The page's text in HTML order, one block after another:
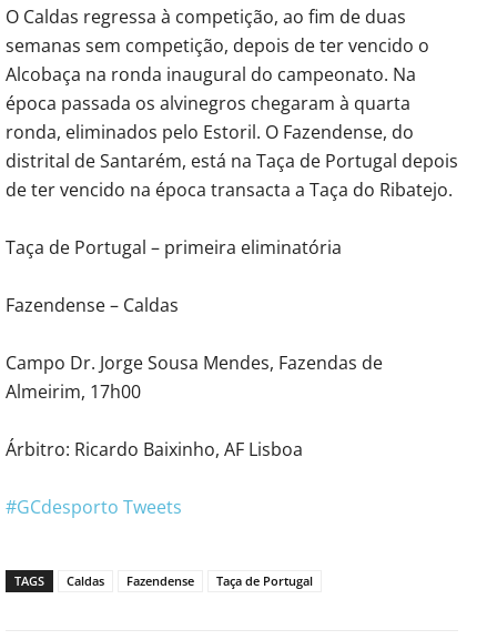
O Caldas regressa à competição, ao fim de duas
semanas sem competição, depois de ter vencido o
Alcobaça na ronda inaugural do campeonato. Na
época passada os alvinegros chegaram à quarta
ronda, eliminados pelo Estoril. O Fazendense, do
distrital de Santarém, está na Taça de Portugal depois
de ter vencido na época transacta a Taça do Ribatejo.
Taça de Portugal – primeira eliminatória
Fazendense – Caldas
Campo Dr. Jorge Sousa Mendes, Fazendas de
Almeirim, 17h00
Árbitro: Ricardo Baixinho, AF Lisboa
#GCdesporto Tweets
TAGS Caldas Fazendense Taça de Portugal